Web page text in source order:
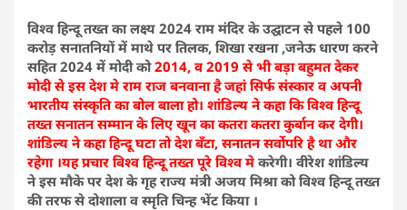
विश्व हिन्दू तख्त का लक्ष्य 2024 राम मंदिर के उद्घाटन से पहले 100
करोड़ सनातनियों में माथे पर तिलक, शिखा रखना ,जनेऊ धारण करने
सहित 2024 में मोदी को2014, व 2019 से भी बड़ा बहुमत देकर
मोदी से इस देश मे राम राज बनवाना है जहां सिर्फ संस्कार व अपनी
भारतीय संस्कृति का बोल बाला हो। शांडिल्य ने कहा कि विश्व हिन्दू
तख्त सनातन सम्मान के लिए खून का कतरा कतरा कुर्बान कर देगी।
शांडिल्य ने कहा हिन्दू घटा तो देश बँटा, सनातन सर्वोपरि है था और
रहेगा ।यह प्रचार विश्व हिन्दू तख्त पूरे विश्व मे करेगी। वीरेश शांडिल्य
ने इस मौके पर देश के गृह राज्य मंत्री अजय मिश्रा को विश्व हिन्दू तख्त
की तरफ से दोशाला व स्मृति चिन्ह भेंट किया ।